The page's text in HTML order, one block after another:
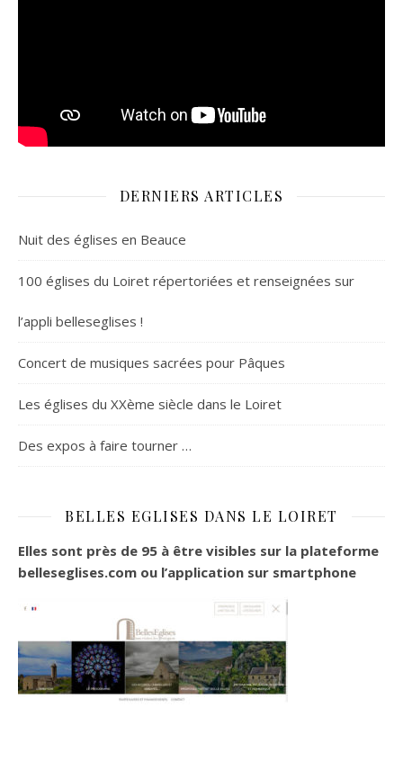
DERNIERS ARTICLES
Nuit des églises en Beauce
100 églises du Loiret répertoriées et renseignées sur
l’appli belleseglises !
Concert de musiques sacrées pour Pâques
Les églises du XXème siècle dans le Loiret
Des expos à faire tourner …
BELLES EGLISES DANS LE LOIRET
Elles sont près de 95 à être visibles sur la plateforme
belleseglises.com ou l’application sur smartphone